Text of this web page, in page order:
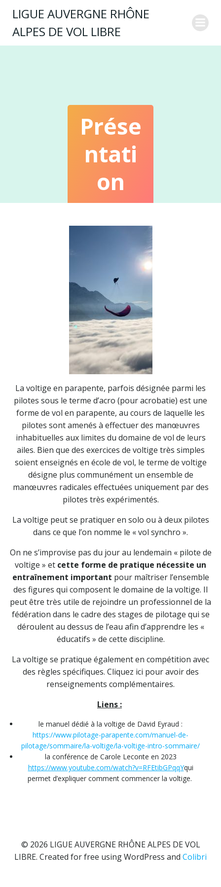
LIGUE AUVERGNE RHÔNE
ALPES DE VOL LIBRE
Prése
Ntati
On
La voltige en parapente, parfois désignée parmi les
pilotes sous le terme d’acro (pour acrobatie) est une
forme de vol en parapente, au cours de laquelle les
pilotes sont amenés à effectuer des manœuvres
inhabituelles aux limites du domaine de vol de leurs
ailes. Bien que des exercices de voltige très simples
soient enseignés en école de vol, le terme de voltige
désigne plus communément un ensemble de
manœuvres radicales effectuées uniquement par des
pilotes très expérimentés.
La voltige peut se pratiquer en solo ou à deux pilotes
dans ce que l’on nomme le « vol synchro ».
On ne s’improvise pas du jour au lendemain « pilote de
voltige » et cette forme de pratique nécessite un
entraînement important pour maîtriser l’ensemble
des figures qui composent le domaine de la voltige. Il
peut être très utile de rejoindre un professionnel de la
fédération dans le cadre des stages de pilotage qui se
déroulent au dessus de l’eau afin d’apprendre les «
éducatifs » de cette discipline.
La voltige se pratique également en compétition avec
des règles spécifiques. Cliquez ici pour avoir des
renseignements complémentaires.
Liens :
le manuel dédié à la voltige de David Eyraud :
https://www.pilotage-parapente.com/manuel-de-
pilotage/sommaire/la-voltige/la-voltige-intro-sommaire/
la conférence de Carole Leconte en 2023
https://www.youtube.com/watch?v=RFEtibGPqqYqui
permet d’expliquer comment commencer la voltige.
© 2026 LIGUE AUVERGNE RHÔNE ALPES DE VOL
LIBRE. Created for free using WordPress and Colibri